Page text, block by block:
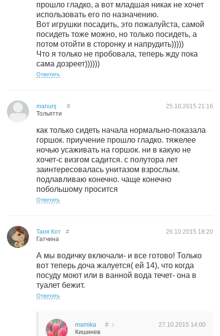
прошло гладко, а вот младшая никак не хочет
использовать его по назначению.
Вот игрушки посадить, это пожалуйста, самой
посидеть тоже можно, но только посидеть, а
потом отойти в сторонку и напрудить)))))
Что я только не пробовала, теперь жду пока
сама дозреет))))))
Ответить
manunj
Тольятти
25.10.2015 21:16
#
как только сидеть начала нормально-показала
горшок. приучение прошло гладко. тяжелее
ночью усаживать на горшок. ни в какую не
хочет-с визгом садится. с полутора лет
заинтересовалась унитазом взрослым.
подлавливаю конечно. чаще конечно
побольшому просится
Ответить
Таня Кот
Гатчина
26.10.2015 18:20
#
А мы водичку включали- и все готово! Только
вот теперь доча жалуется( ей 14), что когда
посуду моют или в ванной вода течет- она в
туалет бежит.
Ответить
mamika
Кишинев
27.10.2015 14:00
# ↑